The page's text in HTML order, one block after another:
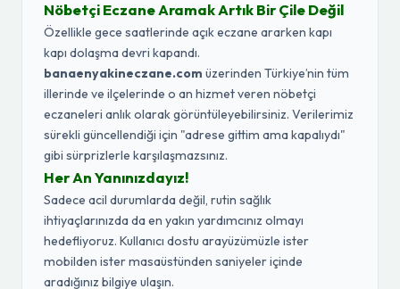
Nöbetçi Eczane Aramak Artık Bir Çile Değil
Özellikle gece saatlerinde açık eczane ararken kapı
kapı dolaşma devri kapandı.
banaenyakineczane.com üzerinden Türkiye’nin tüm
illerinde ve ilçelerinde o an hizmet veren nöbetçi
eczaneleri anlık olarak görüntüleyebilirsiniz. Verilerimiz
sürekli güncellendiği için "adrese gittim ama kapalıydı"
gibi sürprizlerle karşılaşmazsınız.
Her An Yanınızdayız!
Sadece acil durumlarda değil, rutin sağlık
ihtiyaçlarınızda da en yakın yardımcınız olmayı
hedefliyoruz. Kullanıcı dostu arayüzümüzle ister
mobilden ister masaüstünden saniyeler içinde
aradığınız bilgiye ulaşın.